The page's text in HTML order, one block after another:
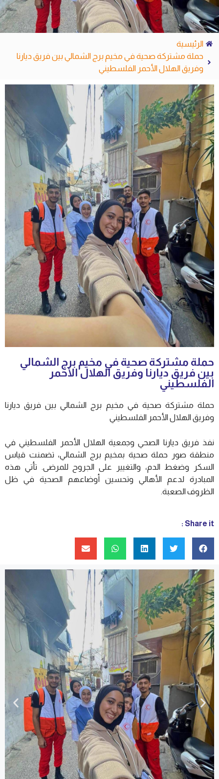
الرئيسية
حملة مشتركة صحية في مخيم برج الشمالي بين فريق ديارنا
وفريق الهلال الأحمر الفلسطيني
حملة مشتركة صحية في مخيم برج الشمالي
بين فريق ديارنا وفريق الهلال الأحمر
الفلسطيني
حملة مشتركة صحية في مخيم برج الشمالي بين فريق ديارنا
وفريق الهلال الأحمر الفلسطيني
نفذ فريق ديارنا الصحي وجمعية الهلال الأحمر الفلسطيني في
منطقة صور حملة صحية بمخيم برج الشمالي، تضمنت قياس
السكر وضغط الدم، والتغيير على الجروح للمرضى. تأتي هذه
المبادرة لدعم الأهالي وتحسين أوضاعهم الصحية في ظل
الظروف الصعبة.
Share it :